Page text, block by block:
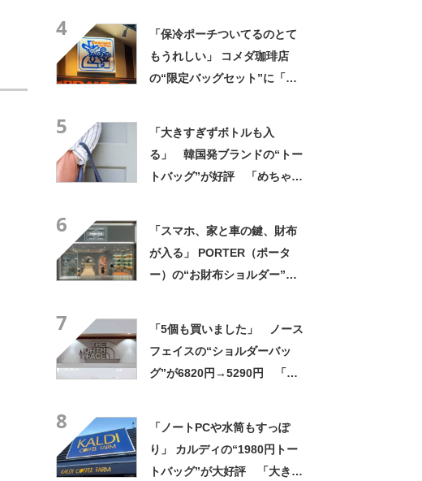
4
「保冷ポーチついてるのとて
もうれしい」 コメダ珈琲店
の“限定バッグセット”に「ペ
5
「大きすぎずボトルも入
る」 韓国発ブランドの“トー
トバッグ”が好評 「めちゃく
6
「スマホ、家と車の鍵、財布
が入る」 PORTER（ポータ
ー）の“お財布ショルダー”が
7
「5個も買いました」 ノース
フェイスの“ショルダーバッ
グ”が6820円→5290円 「長
8
「ノートPCや水筒もすっぽ
り」 カルディの“1980円トー
トバッグ”が大好評 「大きさ